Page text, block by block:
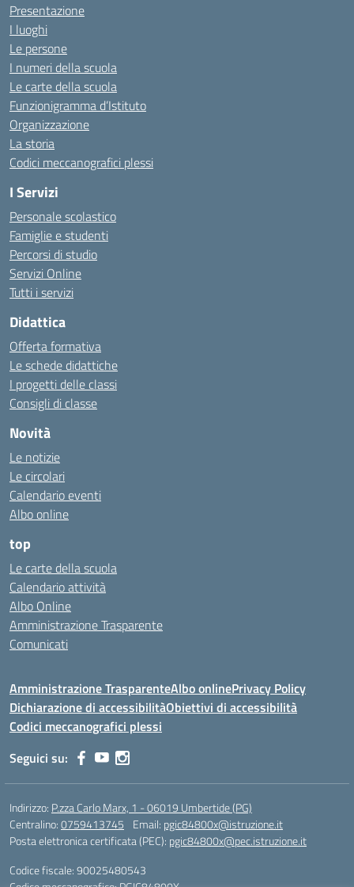
Presentazione
I luoghi
Le persone
I numeri della scuola
Le carte della scuola
Funzionigramma d’Istituto
Organizzazione
La storia
Codici meccanografici plessi
I Servizi
Personale scolastico
Famiglie e studenti
Percorsi di studio
Servizi Online
Tutti i servizi
Didattica
Offerta formativa
Le schede didattiche
I progetti delle classi
Consigli di classe
Novità
Le notizie
Le circolari
Calendario eventi
Albo online
top
Le carte della scuola
Calendario attività
Albo Online
Amministrazione Trasparente
Comunicati
Amministrazione TrasparenteAlbo onlinePrivacy Policy
Dichiarazione di accessibilitàObiettivi di accessibilità
Codici meccanografici plessi
Seguici su:
Indirizzo: P.zza Carlo Marx, 1 - 06019 Umbertide (PG)
Centralino:0759413745 Email: pgic84800x@istruzione.it
Posta elettronica certificata (PEC): pgic84800x@pec.istruzione.it
Codice fiscale: 90025480543